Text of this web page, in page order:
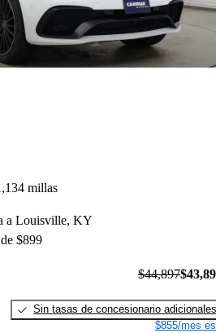
millas
a Louisville, KY
$899
$44,897
Sin tasas de concesionario adicionales
$855/mes